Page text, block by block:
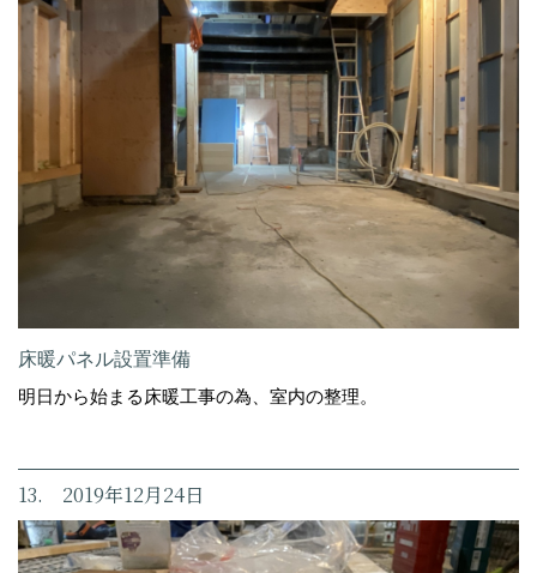
床暖パネル設置準備
明日から始まる床暖工事の為、室内の整理。
13. 2019年12月24日